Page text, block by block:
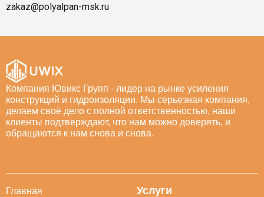
zakaz@polyalpan-msk.ru
Компания Ювикс Групп - лидер на рынке усиления
конструкций и гидроизоляции. Мы серьезная компания,
делаем своё дело с полной ответственностью, наши
клиенты подтверждают, что нам можно доверять, и
обращаются к нам снова и снова.
Главная
Услуги